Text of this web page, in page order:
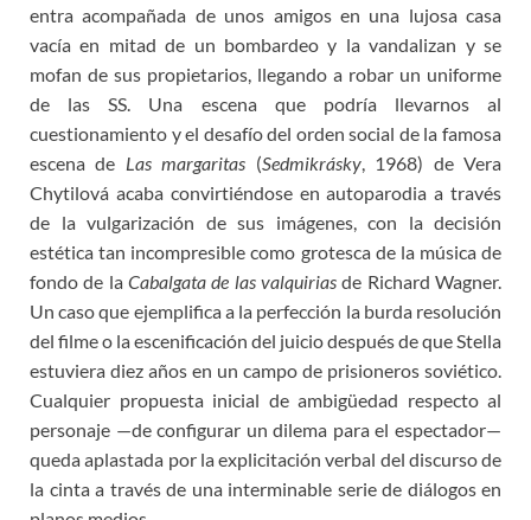
entra acompañada de unos amigos en una lujosa casa
vacía en mitad de un bombardeo y la vandalizan y se
mofan de sus propietarios, llegando a robar un uniforme
de las SS. Una escena que podría llevarnos al
cuestionamiento y el desafío del orden social de la famosa
escena de Las margaritas (Sedmikrásky, 1968) de Vera
Chytilová acaba convirtiéndose en autoparodia a través
de la vulgarización de sus imágenes, con la decisión
estética tan incompresible como grotesca de la música de
fondo de la Cabalgata de las valquirias de Richard Wagner.
Un caso que ejemplifica a la perfección la burda resolución
del filme o la escenificación del juicio después de que Stella
estuviera diez años en un campo de prisioneros soviético.
Cualquier propuesta inicial de ambigüedad respecto al
personaje —de configurar un dilema para el espectador—
queda aplastada por la explicitación verbal del discurso de
la cinta a través de una interminable serie de diálogos en